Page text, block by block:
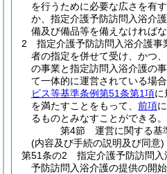
を行うために必要な広さを有
か、指定介護予防訪問入浴介
備及び備品等を備えなければな
2
指定介護予防訪問入浴介護
者の指定を併せて受け、かつ
の事業と指定訪問入浴介護の
て一体的に運営されている場合
ビス等基準条例第51条第1項に
を満たすことをもって、 前項
るものとみなすことができる。
第4節
運営に関する基
(内容及び手続の説明及び同意)
第51条の2
指定介護予防訪問
予防訪問入浴介護の提供の開